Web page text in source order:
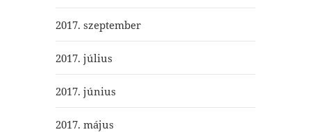
2017. szeptember
2017. július
2017. június
2017. május